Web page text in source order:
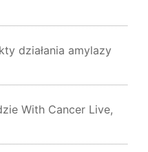
działania amylazy
With Cancer Live,